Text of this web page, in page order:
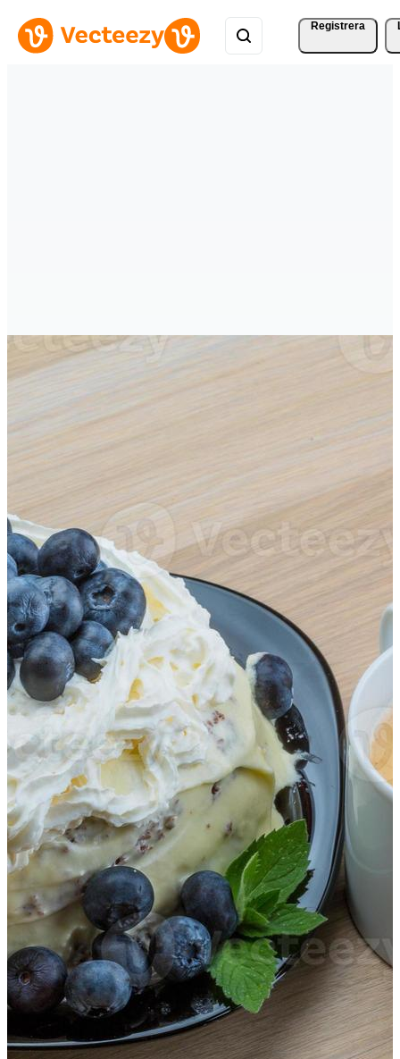
Registrera